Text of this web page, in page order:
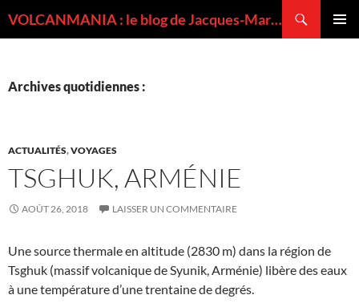
VOLCANMANIA : le blog de Jacques-Marie BARDINTZEFF, volcanologue
Archives quotidiennes :
ACTUALITÉS,VOYAGES
TSGHUK, ARMÉNIE
AOÛT 26, 2018 LAISSER UN COMMENTAIRE
Une source thermale en altitude (2830 m) dans la région de
Tsghuk (massif volcanique de Syunik, Arménie) libère des eaux
à une température d’une trentaine de degrés.